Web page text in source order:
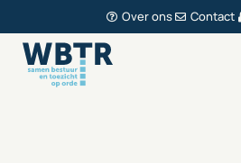
Over ons Contact